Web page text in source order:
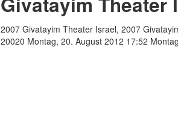
2007 Givatayim Theater Israel, 2007
20020 Montag, 20. August 2012 17:52